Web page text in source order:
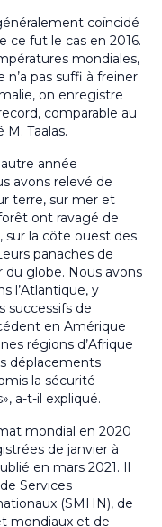
coïncidé
ce fut le cas en 2016.
mondiales,
n’a pas suffi à freiner
on enregistre
comparable au
Taalas.
année
avons relevé de
terre, sur mer et
ont ravagé de
sur la côte ouest des
panaches de
globe. Nous avons
l’Atlantique, y
successifs de
en Amérique
régions d’Afrique
déplacements
la sécurité
a-t-il expliqué.
mondial en 2020
de janvier à
en mars 2021. Il
Services
(SMHN), de
mondiaux et de